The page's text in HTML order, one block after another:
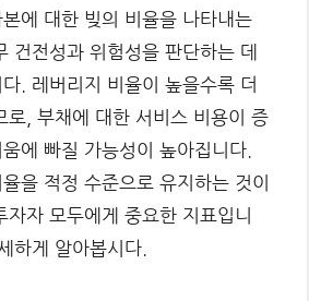
에 대한 빚의 비율을 나타내는
건전성과 위험성을 판단하는 데
. 레버리지 비율이 높을수록 더
로, 부채에 대한 서비스 비용이 증
에 빠질 가능성이 높아집니다.
을 적정 수준으로 유지하는 것이
자자 모두에게 중요한 지표입니
하게 알아봅시다.